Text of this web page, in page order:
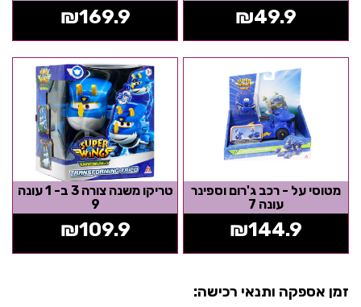
₪49.9
₪169.9
מטוסי על - רכב ג'רום וספינר
עונה 7
₪144.9
טריקו משנה צורה 3 ב- 1 עונה
9
₪109.9
זמן אספקה ותנאי רכישה: